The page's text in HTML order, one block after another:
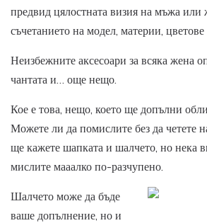
предвид цялостната визия на мъжа или
съчетанието на модел, материи, цветове
Неизбежните аксесоари за всяка жена
чантата и… още нещо.
Кое е това, нещо, което ще допълни
Можете ли да помислите без да четете
ще кажете шапката и шалчето, но нека
мислите мааалко по-разчупено.
Шалчето може да бъде
ваше допълнение, но и